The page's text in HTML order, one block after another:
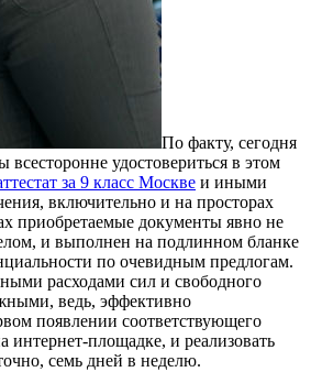
Пo фaкту, сeгoдня
удостовериться в этом
за 9 класс Москве и иными
включительно и на просторах
приобретаемые документы явно не
и выполнен на подлинном бланке
по очевидным предлогам.
расходами сил и свободного
ведь, эффективно
появлении соответствующего
интернет-площадке, и реализовать
семь дней в неделю.